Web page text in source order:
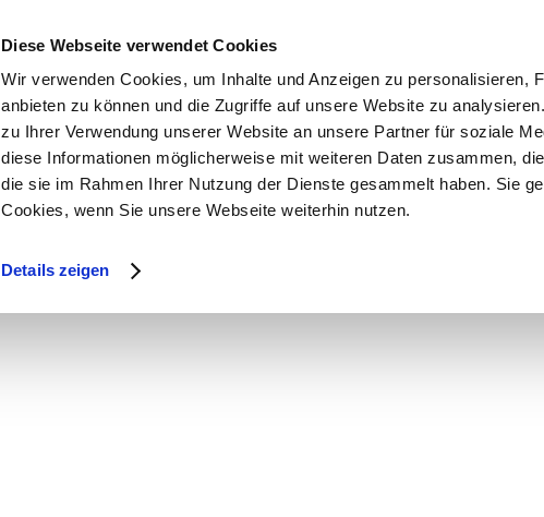
Diese Webseite verwendet Cookies
Wir verwenden Cookies, um Inhalte und Anzeigen zu personalisieren,
anbieten zu können und die Zugriffe auf unsere Website zu
zu Ihrer Verwendung unserer Website an unsere Partner für soziale
diese Informationen möglicherweise mit weiteren Daten zusammen,
die sie im Rahmen Ihrer Nutzung der Dienste gesammelt haben. Sie
Cookies, wenn Sie unsere Webseite weiterhin nutzen.
Details zeigen